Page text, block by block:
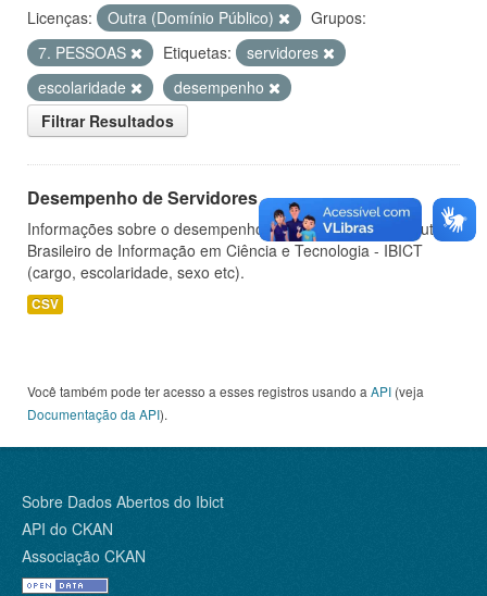
Licenças: Outra (Domínio Público)
Grupos:
7. PESSOAS
Etiquetas:
servidores
escolaridade
desempenho
Filtrar Resultados
Desempenho de Servidores
Informações sobre o desempenho de servidores do Instituto
Brasileiro de Informação em Ciência e Tecnologia - IBICT
(cargo, escolaridade, sexo etc).
CSV
Você também pode ter acesso a esses registros usando a API (veja
Documentação da API).
Sobre Dados Abertos do Ibict
API do CKAN
Associação CKAN